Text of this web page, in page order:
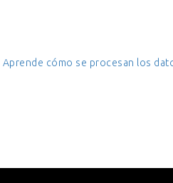
Aprende cómo se procesan los